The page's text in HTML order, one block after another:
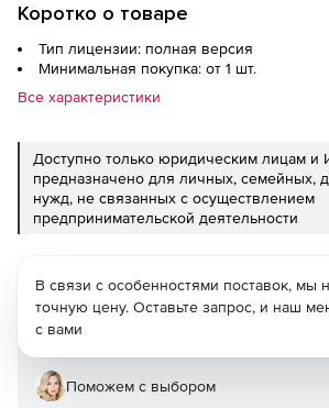
Коротко о товаре
Тип лицензии: полная версия
Минимальная покупка: от 1 шт.
Все характеристики
Доступно только юридическим лицам и
предназначено для личных, семейных,
нужд, не связанных с осуществлением
предпринимательской деятельности
В связи с особенностями поставок, мы
точную цену. Оставьте запрос, и наш
с вами
Поможем с выбором